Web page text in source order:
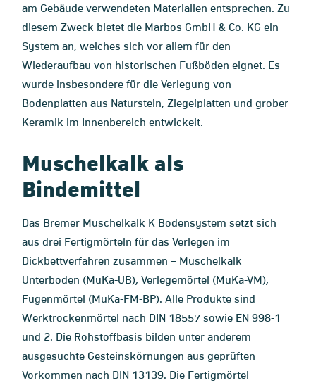
am Gebäude verwendeten Materialien entsprechen. Zu
diesem Zweck bietet die Marbos GmbH & Co. KG ein
System an, welches sich vor allem für den
Wiederaufbau von historischen Fußböden eignet. Es
wurde insbesondere für die Verlegung von
Bodenplatten aus Naturstein, Ziegelplatten und grober
Keramik im Innenbereich entwickelt.
Muschelkalk als
Bindemittel
Das Bremer Muschelkalk K Bodensystem setzt sich
aus drei Fertigmörteln für das Verlegen im
Dickbettverfahren zusammen – Muschelkalk
Unterboden (MuKa-UB), Verlegemörtel (MuKa-VM),
Fugenmörtel (MuKa-FM-BP). Alle Produkte sind
Werktrockenmörtel nach DIN 18557 sowie EN 998-1
und 2. Die Rohstoffbasis bilden unter anderem
ausgesuchte Gesteinskörnungen aus geprüften
Vorkommen nach DIN 13139. Die Fertigmörtel